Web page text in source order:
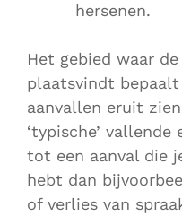
hersenen.
Het gebied waar
plaatsvindt
aanvallen eruit
‘typische’
tot een aanval die
hebt dan
of verlies van